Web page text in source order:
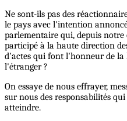
Ne sont-ils pas des
le pays avec l'intention
parlementaire qui, depuis
participé à la haute direction
d'actes qui font l'honneur de
l'étranger ?
On essaye de nous effrayer,
sur nous des responsabilités
atteindre.